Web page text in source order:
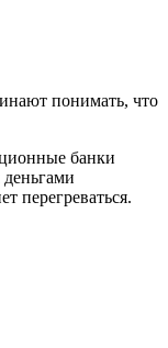
понимать, что
банки
перегреваться.